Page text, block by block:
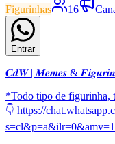
Figurinhas 16
Entrar
𝑪𝒅𝑾 | 𝑴𝒆𝒎𝒆𝒔 &
*Todo tipo de
👇 https://
s=cl&p=a&ilr=0&amv=1